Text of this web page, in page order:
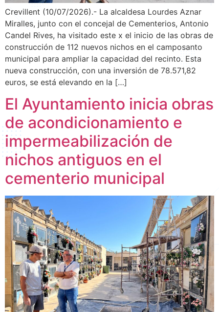
Crevillent (10/07/2026).- La alcaldesa Lourdes Aznar
Miralles, junto con el concejal de Cementerios, Antonio
Candel Rives, ha visitado este x el inicio de las obras de
construcción de 112 nuevos nichos en el camposanto
municipal para ampliar la capacidad del recinto. Esta
nueva construcción, con una inversión de 78.571,82
euros, se está elevando en la […]
El Ayuntamiento inicia obras
de acondicionamiento e
impermeabilización de
nichos antiguos en el
cementerio municipal